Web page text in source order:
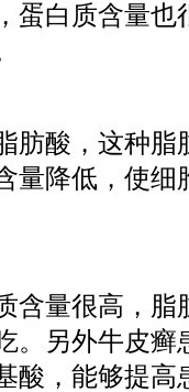
蛋白质含量也
肪酸，这种脂
量降低，使细
含量很高，脂
。另外牛皮癣
酸，能够提高